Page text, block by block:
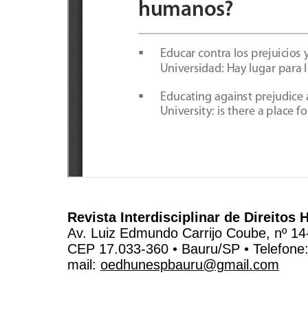
Revista Interdisciplinar de Direitos
Av. Luiz Edmundo Carrijo Coube, nº
CEP 17.033-360 • Bauru/SP •
mail: oedhunespbauru@gmail.com